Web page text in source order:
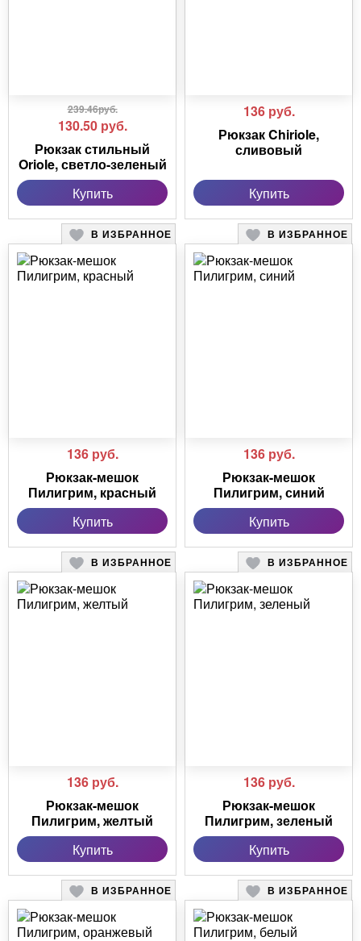
239.46руб.
130.50 руб.
Рюкзак стильный
Oriole, светло-зеленый
Купить
136 руб.
Рюкзак Chiriole,
сливовый
Купить
В ИЗБРАННОЕ
136 руб.
Рюкзак-мешок
Пилигрим, красный
Купить
В ИЗБРАННОЕ
136 руб.
Рюкзак-мешок
Пилигрим, синий
Купить
В ИЗБРАННОЕ
136 руб.
Рюкзак-мешок
Пилигрим, желтый
Купить
В ИЗБРАННОЕ
136 руб.
Рюкзак-мешок
Пилигрим, зеленый
Купить
В ИЗБРАННОЕ В ИЗБРАННОЕ